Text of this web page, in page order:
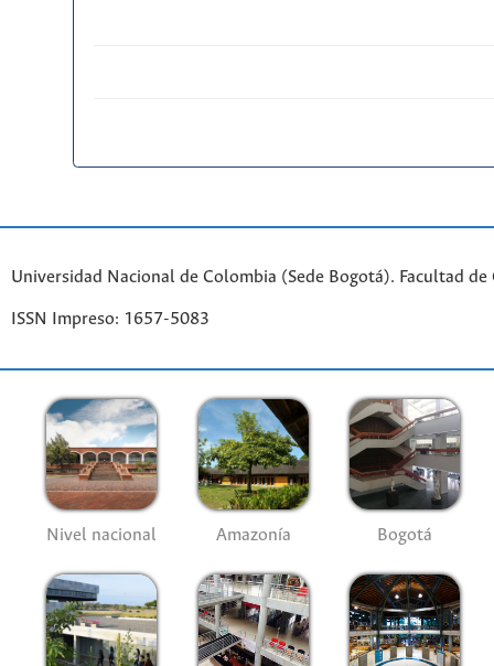
Universidad Nacional de Colombia (Sede Bogotá). Facultad de
ISSN Impreso: 1657-5083
Nivel nacional Amazonía Bogotá